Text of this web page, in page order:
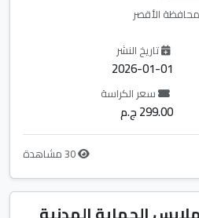
الأقصر
تاريخ النشر
2026-01-01
سعر الكراسة
299.00 ج.م